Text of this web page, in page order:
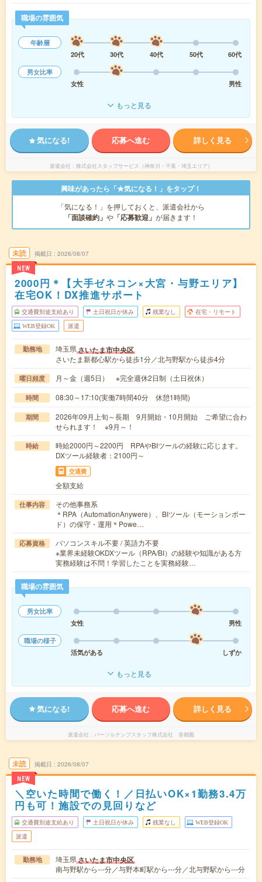
職場の雰囲気
年齢層
20代
30代 40代 50代
60代
男女比率
女性
男性
もっと見る
気になる! 応募へ進む 詳しく見る
派遣会社 株式会社スタッフサービス（神奈川・千葉・埼玉エリア）
興味があったら「★気になる！」をタップ！
「気になる！」を押しておくと、派遣会社から
「面談確約」 や 「応募歓迎」 が届きます！
未読
NEW
掲載日 2026/08/07
2000円＊【大手ゼネコン×大宮・与野エリア】
在宅OK！DX推進サポート
交通費別途支給あり 土日祝日が休み 残業なし 在宅・リモート
WEB登録OK 派遣
勤務地 埼玉県さいたま市中央区
さいたま新都心駅から徒歩1分／北与野駅から徒歩4分
曜日頻度 月～金（週5日） ※完全週休2日制（土日祝休）
時間 08:30～17:10(実働7時間40分 休憩1時間)
期間
2026年09月上旬～長期 9月開始・10月開始 ご希望に合わ
せられます！ ※9月～！
時給
時給2000円～2200円 RPAやBIツールの経験に応じます。
DXツール経験者：2100円～
交通費
全額支給
仕事内容
その他事務系
＊RPA（AutomationAnywere）、BIツール（モーションボー
ド）の保守・運用＊Powe…
応募資格
パソコンスキル不要 / 英語力不要
※業界未経験OKDXツール（RPA/BI）の経験や知識がある方
実務経験は不問！学習したことを実務経験…
職場の雰囲気
男女比率
女性
男性
職場の様子
活気がある
しずか
もっと見る
気になる! 応募へ進む 詳しく見る
派遣会社 パーソルテンプスタッフ株式会社 首都圏
未読
NEW
掲載日 2026/08/07
＼空いた時間で働く！／日払いOK×1勤務3.4万
円も可！施設での見回りなど
交通費別途支給あり 土日祝日が休み 残業なし WEB登録OK
派遣
勤務地 埼玉県さいたま市中央区
南与野駅から---分／与野本町駅から---分／北与野駅から---分